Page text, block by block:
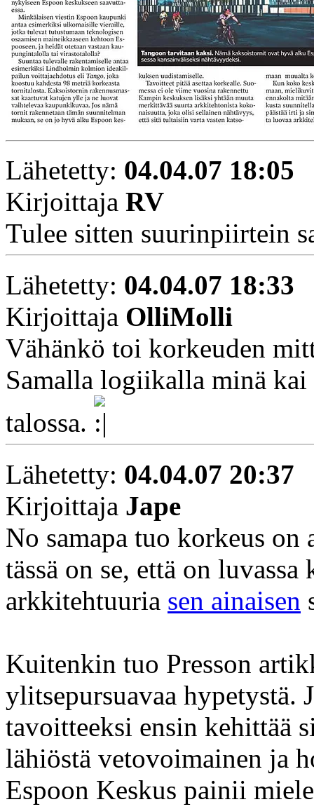
Lähetetty: 04.04.07 18:05
Kirjoittaja RV
Tulee sitten suurinpiirtein
Lähetetty: 04.04.07 18:33
Kirjoittaja OlliMolli
Vähänkö toi korkeuden
Samalla logiikalla minä
talossa.
Lähetetty: 04.04.07 20:37
Kirjoittaja Jape
No samapa tuo korkeus
tässä on se, että on
arkkitehtuuria sen ainaisen
Kuitenkin tuo Presson
ylitsepursuavaa hypetystä.
tavoitteeksi ensin kehittää
lähiöstä vetovoimainen ja
Espoon Keskus painii